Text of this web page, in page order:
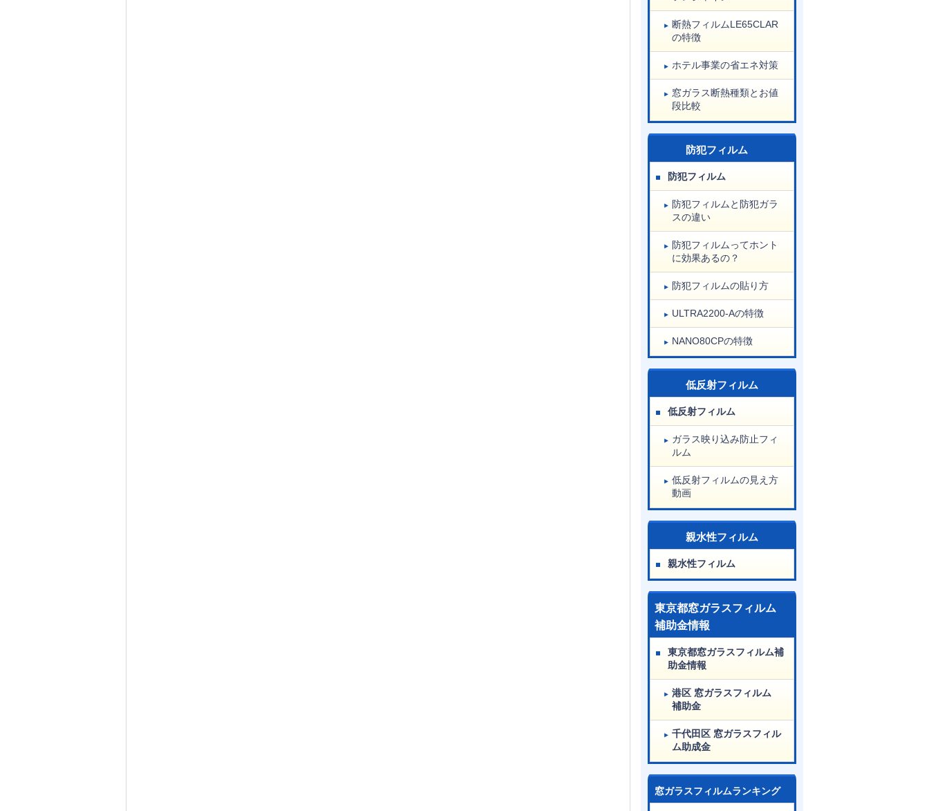
断熱フィルムLE65CLAR
の特徴
ホテル事業の省エネ対策
窓ガラス断熱種類とお値
段比較
防犯フィルム
防犯フィルム
防犯フィルムと防犯ガラ
スの違い
防犯フィルムってホント
に効果あるの？
防犯フィルムの貼り方
ULTRA2200-Aの特徴
NANO80CPの特徴
低反射フィルム
低反射フィルム
ガラス映り込み防止フィ
ルム
低反射フィルムの見え方
動画
親水性フィルム
親水性フィルム
東京都窓ガラスフィルム
補助金情報
東京都窓ガラスフィルム補
助金情報
港区 窓ガラスフィルム
補助金
千代田区 窓ガラスフィル
ム助成金
窓ガラスフィルムランキング